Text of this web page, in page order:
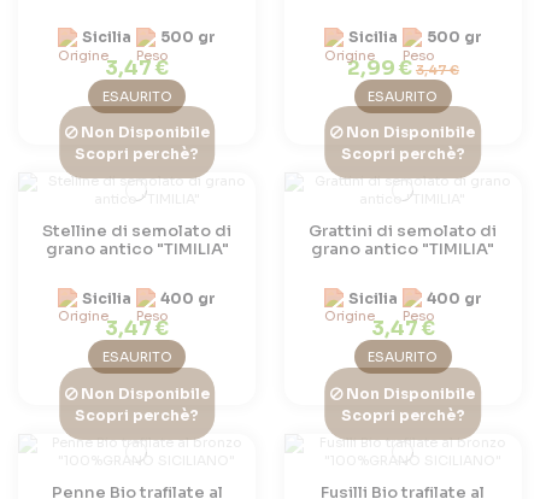
Sicilia 500 gr
3,47 €
ESAURITO
Sicilia 500 gr
2,99 €3,47 €
ESAURITO
Non Disponibile
Scopri perchè?
Stelline di semolato di
grano antico "TIMILIA"
Sicilia 400 gr
3,47 €
ESAURITO
Non Disponibile
Scopri perchè?
Grattini di semolato di
grano antico "TIMILIA"
Sicilia 400 gr
3,47 €
ESAURITO
Non Disponibile
Scopri perchè?
Penne Bio trafilate al
Non Disponibile
Scopri perchè?
Fusilli Bio trafilate al